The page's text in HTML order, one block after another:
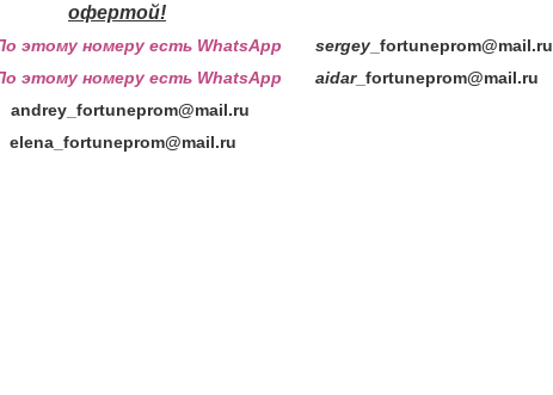
офертой!
sergey _fortuneprom@mail.ru
aidar_fortuneprom@mail.ru
andrey_fortuneprom@mail.ru
elena_fortuneprom@mail.ru